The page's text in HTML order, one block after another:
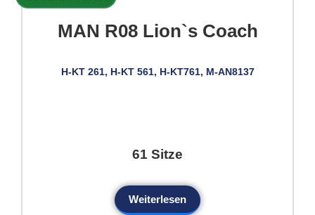
MAN R08 Lion`s Coach
H-KT 261, H-KT 561, H-KT761, M-AN8137
61 Sitze
Weiterlesen